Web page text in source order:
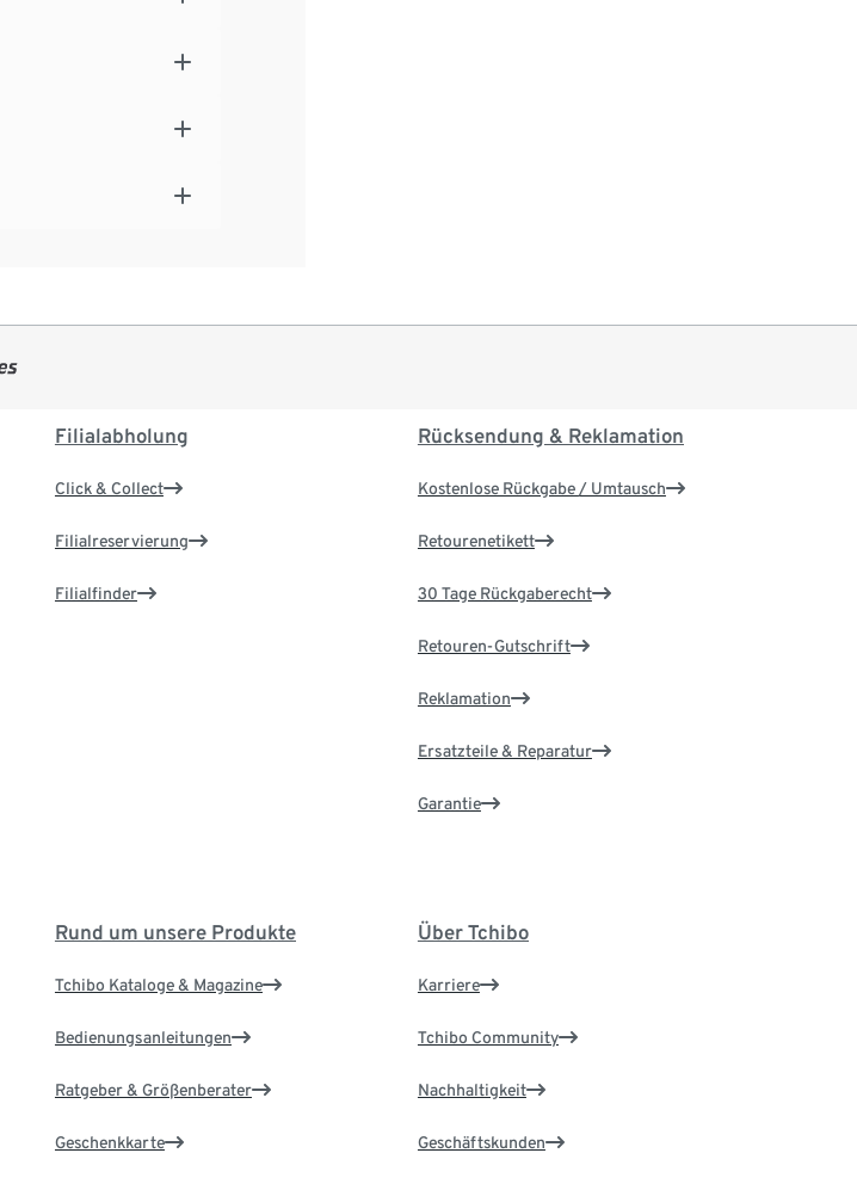
Filialabholung
Click & Collect
Filialreservierung
Filialfinder
Rücksendung & Reklamation
Kostenlose Rückgabe / Umtausch
Retourenetikett
30 Tage Rückgaberecht
Retouren-Gutschrift
Reklamation
Ersatzteile & Reparatur
Garantie
Rund um unsere Produkte
Tchibo Kataloge & Magazine
Bedienungsanleitungen
Ratgeber & Größenberater
Geschenkkarte
Über Tchibo
Karriere
Tchibo Community
Nachhaltigkeit
Geschäftskunden